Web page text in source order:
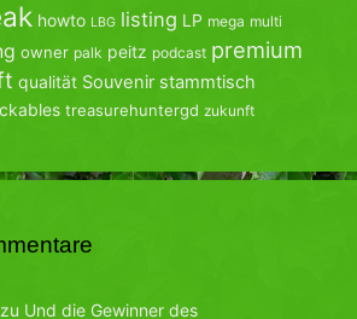
howto LBG listing LP mega multi
owner palk peitz podcast premium
qualität Souvenir stammtisch
treasurehuntergd zukunft
zu Und die Gewinner des